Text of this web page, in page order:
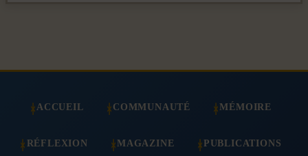
ACCUEIL COMMUNAUTÉ MÉMOIRE
RÉFLEXION MAGAZINE PUBLICATIONS